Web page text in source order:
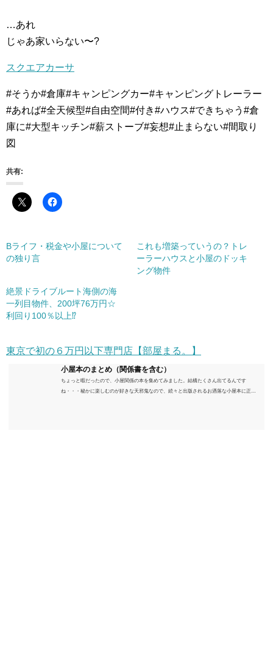
…あれ
じゃあ家いらない〜?
スクエアカーサ
#そうか#倉庫#キャンピングカー#キャンピングトレーラー
#あれば#全天候型#自由空間#付き#ハウス#できちゃう#倉
庫に#大型キッチン#薪ストーブ#妄想#止まらない#間取り
図
共有:
Bライフ・税金や小屋について
の独り言
これも増築っていうの？トレ
ーラーハウスと小屋のドッキ
ング物件
絶景ドライブルート海側の海
一列目物件、200坪76万円☆
利回り100％以上⁉
東京で初の６万円以下専門店【部屋まる。】
小屋本のまとめ（関係書を含む）
ちょっと暇だったので、小屋関係の本を集めてみました。結構たくさん出てるんです
ね・・・秘かに楽しむのが好きな天邪鬼なので、続々と出版されるお洒落な小屋本に正直